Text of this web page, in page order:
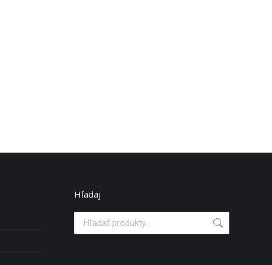
Hľadaj